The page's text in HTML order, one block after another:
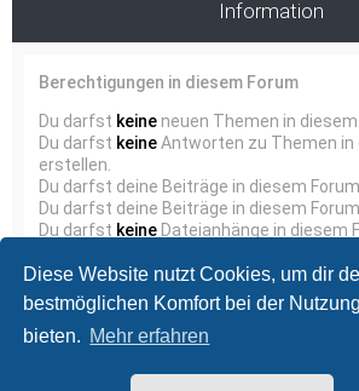
Diese Website nutzt Cookies, um dir
bestmöglichen Komfort bei der
bieten. Mehr erfahren
Information
Berechtigungen in diesem Forum
Du darfst keine neuen Themen in
Du darfst keineAntworten zu Themen in
erstellen.
Du darfst deine Beiträge in diesem Forum
Du darfst deine Beiträge in diesem Forum
Du darfst keine Dateianhänge in diesem